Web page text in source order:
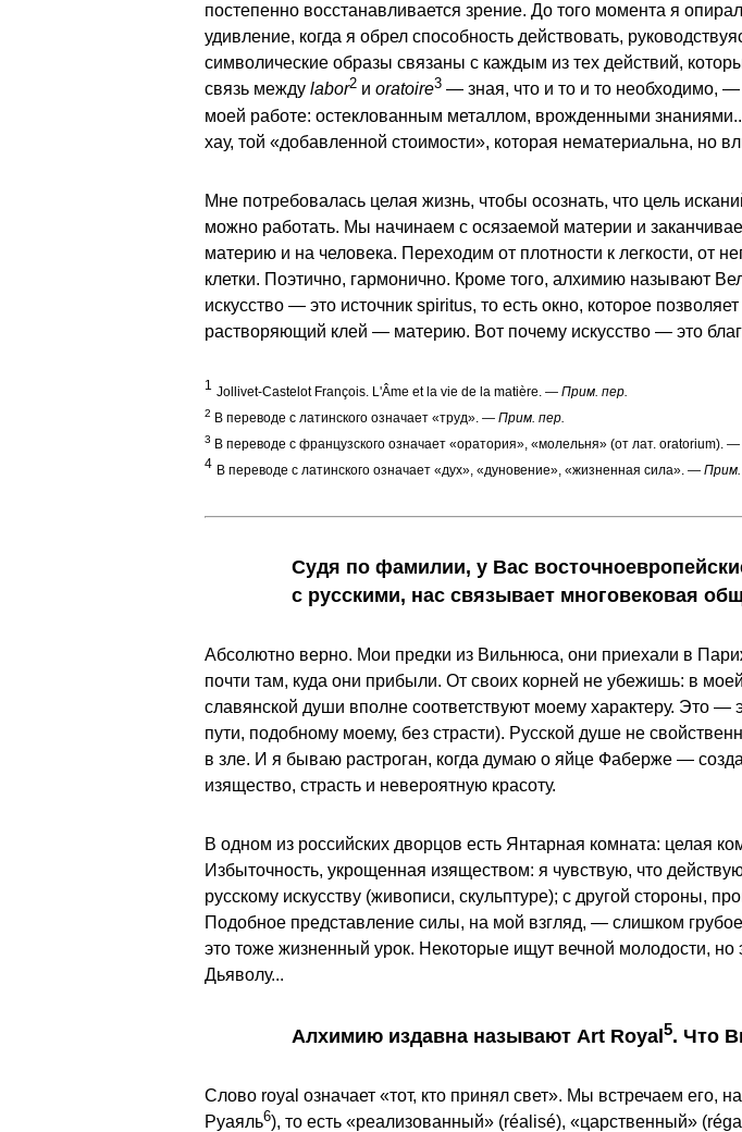
постепенно восстанавливается зрение. До того момента я
удивление, когда я обрел способность действовать,
символические образы связаны с каждым из тех действий,
связь между labor2 и oratoire3 — зная, что и то и то необходимо,
моей работе: остеклованным металлом, врожденными
хау, той «добавленной стоимости», которая нематериальна, но
Мне потребовалась целая жизнь, чтобы осознать, что цель
можно работать. Мы начинаем с осязаемой материи и
материю и на человека. Переходим от плотности к легкости, от
клетки. Поэтично, гармонично. Кроме того, алхимию называют
искусство — это источник spiritus, то есть окно, которое
растворяющий клей — материю. Вот почему искусство — это
1 Jollivet-Castelot François. L'Âme et la vie de la matière. — Прим. пер.
2 В переводе с латинского означает «труд». — Прим. пер.
3 В переводе с французского означает «оратория», «молельня» (от лат. oratorium). —
4 В переводе с латинского означает «дух», «дуновение», «жизненная сила». — Прим.
Судя по фамилии, у Вас
с русскими, нас связывает многовековая
Абсолютно верно. Мои предки из Вильнюса, они приехали в
почти там, куда они прибыли. От своих корней не убежишь: в
славянской души вполне соответствуют моему характеру. Это —
пути, подобному моему, без страсти). Русской душе не
в зле. И я бываю растроган, когда думаю о яйце Фаберже —
изящество, страсть и невероятную красоту.
В одном из российских дворцов есть Янтарная комната: целая
Избыточность, укрощенная изяществом: я чувствую, что
русскому искусству (живописи, скульптуре); с другой стороны,
Подобное представление силы, на мой взгляд, — слишком
это тоже жизненный урок. Некоторые ищут вечной молодости,
Дьяволу...
Алхимию издавна называют Art Royal5. Что
Слово royal означает «тот, кто принял свет». Мы встречаем его,
Руаяль6), то есть «реализованный» (réalisé), «царственный»